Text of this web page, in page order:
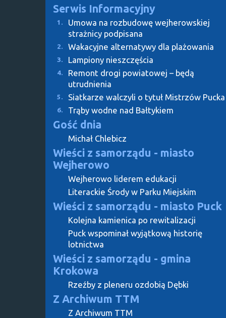
Serwis Informacyjny
1.
Umowa na rozbudowę wejherowskiej
strażnicy podpisana
2. Wakacyjne alternatywy dla plażowania
3. Lampiony nieszczęścia
4.
Remont drogi powiatowej – będą
utrudnienia
5. Siatkarze walczyli o tytuł Mistrzów Pucka
6. Trąby wodne nad Bałtykiem
Gość dnia
Michał Chlebicz
Wieści z samorządu - miasto
Wejherowo
Wejherowo liderem edukacji
Literackie Środy w Parku Miejskim
Wieści z samorządu - miasto Puck
Kolejna kamienica po rewitalizacji
Puck wspominał wyjątkową historię
lotnictwa
Wieści z samorządu - gmina
Krokowa
Rzeźby z pleneru ozdobią Dębki
Z Archiwum TTM
Z Archiwum TTM